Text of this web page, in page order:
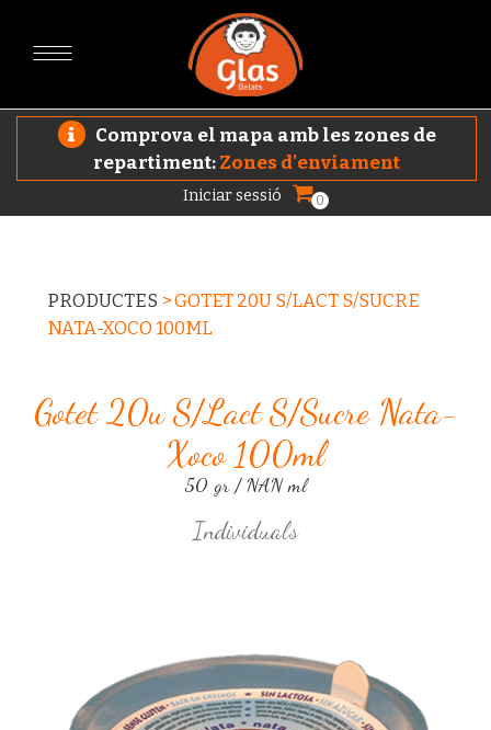
Comprova el mapa amb les zones de
repartiment:Zones d'enviament
Iniciar sessió 0
PRODUCTES >GOTET 20U S/LACT S/SUCRE
NATA-XOCO 100ML
Gotet 20u S/lact S/sucre Nata-
Xoco 100ml
50 gr / NAN ml
Individuals